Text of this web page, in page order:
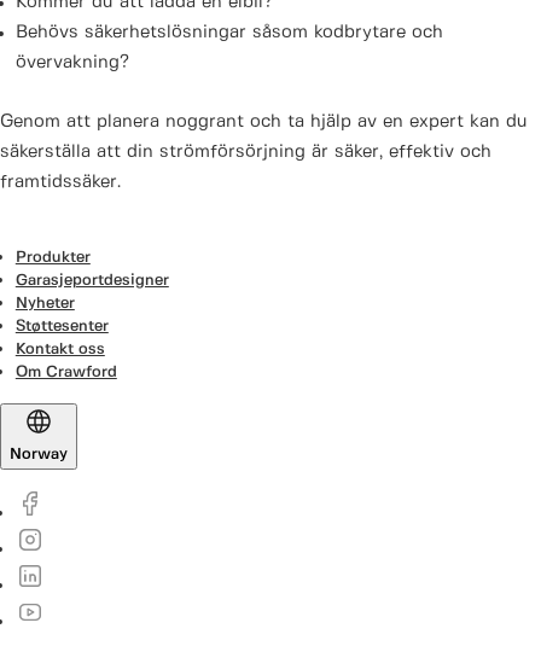
Behövs säkerhetslösningar såsom kodbrytare och
övervakning?
Genom att planera noggrant och ta hjälp av en expert kan du
säkerställa att din strömförsörjning är säker, effektiv och
framtidssäker.
Produkter
Garasjeportdesigner
Nyheter
Støttesenter
Kontakt oss
Om Crawford
Norway